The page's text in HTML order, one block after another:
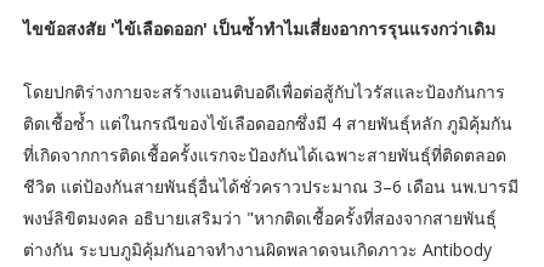
ไขข้อสงสัย 'ไข้เลือดออก' เป็นซ้ำทำไมเสี่ยงอาการรุนแรงกว่าเดิม
โดยปกติร่างกายจะสร้างแอนติบอดีเพื่อต่อสู้กับไวรัสและป้องกันการ
ติดเชื้อซ้ำ แต่ในกรณีของไข้เลือดออกซึ่งมี 4 สายพันธุ์หลัก ภูมิคุ้มกัน
ที่เกิดจากการติดเชื้อครั้งแรกจะป้องกันได้เฉพาะสายพันธุ์ที่ติดตลอด
ชีวิต แต่ป้องกันสายพันธุ์อื่นได้ชั่วคราวประมาณ 3–6 เดือน นพ.บารมี
พงษ์ลิขิตมงคล อธิบายเสริมว่า "หากติดเชื้อครั้งที่สองจากสายพันธุ์
ต่างกัน ระบบภูมิคุ้มกันอาจทำงานผิดพลาดจนเกิดภาวะ Antibody